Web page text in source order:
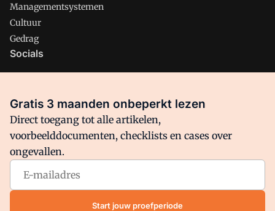
Managementsystemen
Cultuur
Gedrag
Socials
Facebook
Arbo is onderdeel van VMN media. Lees inons manifestwaar
VMN media voor staat. Op gebruik van deze site zijn de
volgende regelingen van toepassing:Algemene Voorwaarden
Privacy en Cookie beleid|Privacy instellingen
Gratis 3 maanden onbeperkt lezen
Direct toegang tot alle artikelen,
voorbeelddocumenten, checklists en cases over
ongevallen.
Start jouw proefperiode